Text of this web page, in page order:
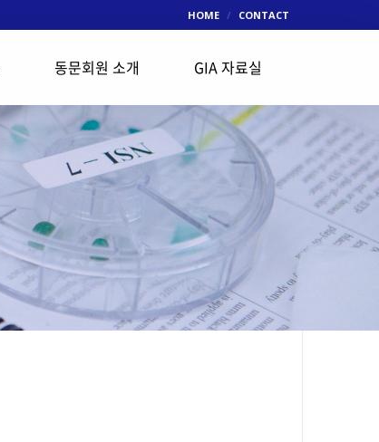
HOME CONTACT
동문회원 소개 GIA 자료실